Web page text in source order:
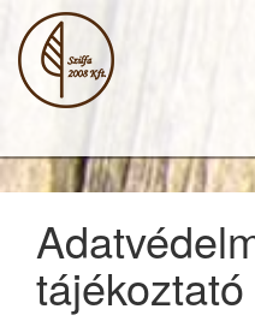
tájékoztató